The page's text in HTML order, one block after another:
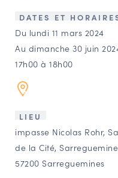
CONTACT
Agenda
Annuaire
OFFRES
DATES ET
Du lundi 11 mars 2024
Au dimanche 30 juin
17h00 à 18h00
LIEU
impasse Nicolas Rohr,
de la Cité,
57200 Sarreguemines